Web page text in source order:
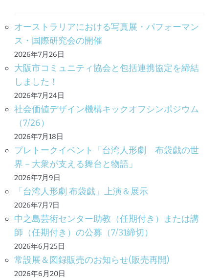
オーストラリアにおける写真展・パフォーマン
ス・国際研究会の開催
2026年7月26日
大阪市コミュニティ協会と包括連携協定を締結
しました！
2026年7月24日
社会価値デザイン機構キックオフシンポジウム
（7/26）
2026年7月18日
プレトークイベント「台湾人形劇 布袋戯の世
界－大衆が支える舞台と物語」
2026年7月9日
「台湾人形劇 布袋戯」上演＆展示
2026年7月7日
中之島芸術センター助教（任期付き）または講
師（任期付き）の公募（7/31締切）
2026年6月25日
常設展＆図録販売のお知らせ(販売再開)
2026年6月20日